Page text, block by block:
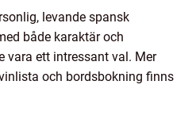
levande spansk
både karaktär och
vara ett intressant val. Mer
och bordsbokning finns